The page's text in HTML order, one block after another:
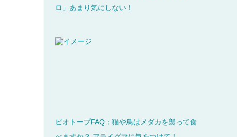
ロ」あまり気にしない！
ビオトープFAQ：猫や鳥はメダカを襲って食